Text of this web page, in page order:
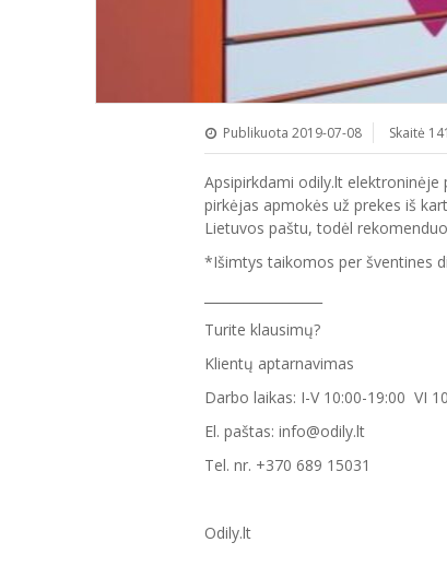
Publikuota 2019-07-08 Skaitė
Apsipirkdami odily.lt
pirkėjas apmokės už prekes iš
Lietuvos paštu, todėl
*Išimtys taikomos per šventines
Turite klausimų?
Klientų aptarnavimas
Darbo laikas: I-V 10:00-19:00 VI
El. paštas: info@odily.lt
Tel. nr. +370 689 15031
Odily.lt